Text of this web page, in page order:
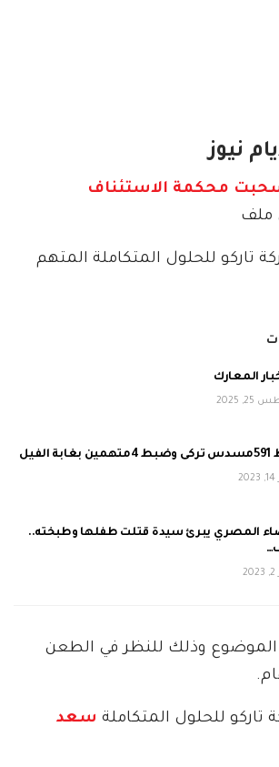
نيوز
محكمة الاستئناف
ملف
تاركو للحلول المتكاملة المتهم
المعارك
2025
المصري يبرئ سيدة قتلت طفلها وطبخته..
وذلك للنظر في الطعن
تاركو للحلول المتكاملة سعد